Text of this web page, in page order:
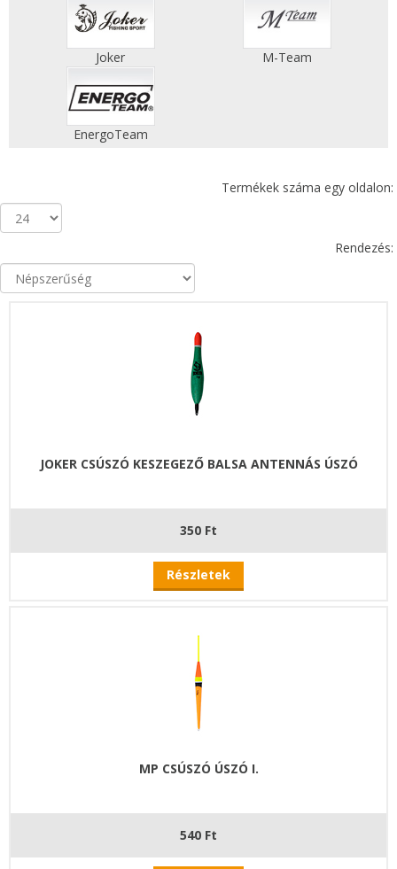
Joker M-Team
EnergoTeam
Termékek száma egy oldalon:
Rendezés:
JOKER CSÚSZÓ KESZEGEZŐ BALSA ANTENNÁS ÚSZÓ
350 Ft
Részletek
MP CSÚSZÓ ÚSZÓ I.
540 Ft